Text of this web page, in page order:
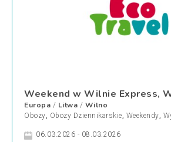
Weekend w Wilnie Express,
Europa / Litwa / Wilno
Obozy, Obozy Dziennikarskie, Weekendy,
06.03.2026 - 08.03.2026